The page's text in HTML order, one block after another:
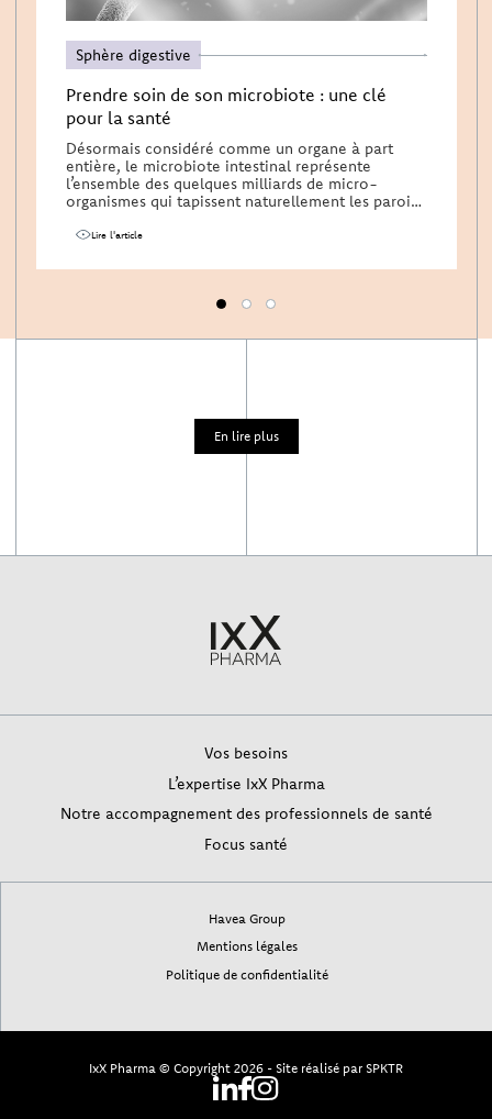
Sphère digestive
Prendre soin de son microbiote : une clé
pour la santé
Désormais considéré comme un organe à part
entière, le microbiote intestinal représente
l’ensemble des quelques milliards de micro-
organismes qui tapissent naturellement les parois
Lire l'article
1 2 3
En lire plus
Vos besoins
L’expertise IxX Pharma
Notre accompagnement des professionnels de santé
Focus santé
Havea Group
Mentions légales
Politique de confidentialité
IxX Pharma © Copyright 2026 - Site réalisé par SPKTR